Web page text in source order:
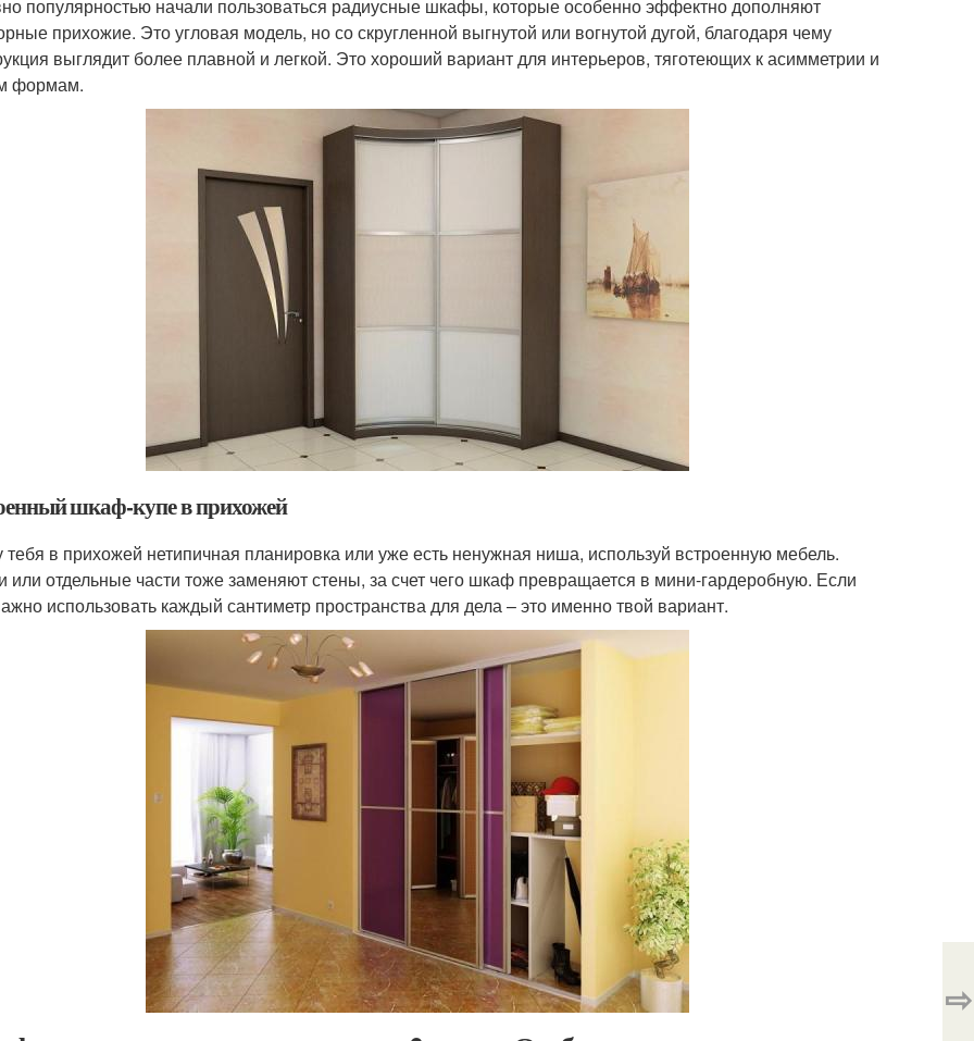
популярностью начали пользоваться радиусные шкафы, которые особенно эффектно дополняют
прихожие. Это угловая модель, но со скругленной выгнутой или вогнутой дугой, благодаря чему
выглядит более плавной и легкой. Это хороший вариант для интерьеров, тяготеющих к асимметрии и
формам.
шкаф-купе в прихожей
тебя в прихожей нетипичная планировка или уже есть ненужная ниша, используй встроенную мебель.
или отдельные части тоже заменяют стены, за счет чего шкаф превращается в мини-гардеробную. Если
использовать каждый сантиметр пространства для дела – это именно твой вариант.
⇨